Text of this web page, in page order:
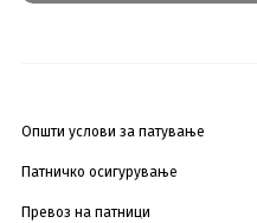
Општи услови за патување
Патничко осигурување
Превоз на патници